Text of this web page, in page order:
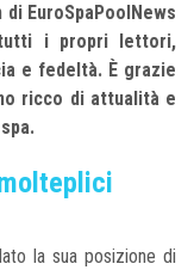
EuroSpaPoolNews
tutti i propri lettori,
e fedeltà. È grazie
ricco di attualità e
la sua posizione di